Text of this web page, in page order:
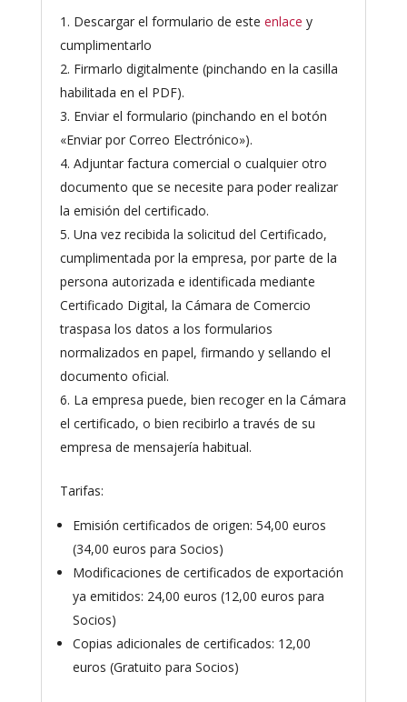
Descargar el formulario de este enlace y
cumplimentarlo
Firmarlo digitalmente (pinchando en la casilla
habilitada en el PDF).
Enviar el formulario (pinchando en el botón
«Enviar por Correo Electrónico»).
Adjuntar factura comercial o cualquier otro
documento que se necesite para poder realizar
la emisión del certificado.
Una vez recibida la solicitud del Certificado,
cumplimentada por la empresa, por parte de la
persona autorizada e identificada mediante
Certificado Digital, la Cámara de Comercio
traspasa los datos a los formularios
normalizados en papel, firmando y sellando el
documento oficial.
La empresa puede, bien recoger en la Cámara
el certificado, o bien recibirlo a través de su
empresa de mensajería habitual.
Tarifas:
Emisión certificados de origen: 54,00 euros
(34,00 euros para Socios)
Modificaciones de certificados de exportación
ya emitidos: 24,00 euros (12,00 euros para
Socios)
Copias adicionales de certificados: 12,00
euros (Gratuito para Socios)